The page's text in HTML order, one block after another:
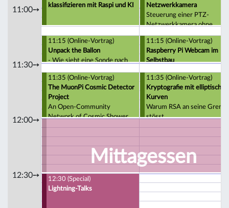
11:00➙
11:30➙
12:00➙
12:30➙
klassifizieren mit Raspi und KI
Netzwerkkamera
Steuerung einer PTZ-
Netzwerkkamera ohne
Hersteller-APP oder
Cloudanbindung
11:15 (Online-Vortrag)
Unpack the Ballon
- Wie sieht eine Sonde nach
11:15 (Online-Vortrag)
Raspberry Pi Webcam im
Selbstbau
11:35 (Online-Vortrag)
The MuonPi Cosmic Detector
Project
An Open-Community
Network of Cosmic Shower
Detectors
11:35 (Online-Vortrag)
Kryptografie mit elliptischen
Kurven
Warum RSA an seine
stösst
Mittagessen
12:30 (Special)
Lightning-Talks